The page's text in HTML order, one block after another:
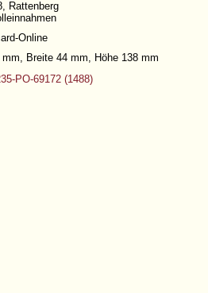
Rattenberg
Online
mm, Breite 44 mm, Höhe 138 mm
PO-69172 (1488)